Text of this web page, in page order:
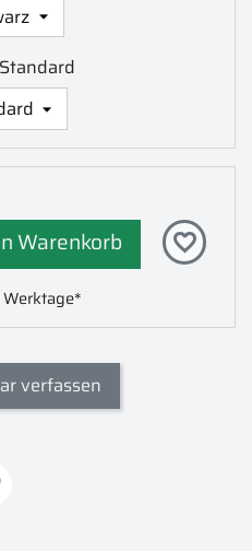
Warenkorb favorite_border
verfassen